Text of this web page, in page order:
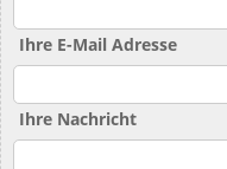
Ihre E-Mail Adresse
Ihre Nachricht